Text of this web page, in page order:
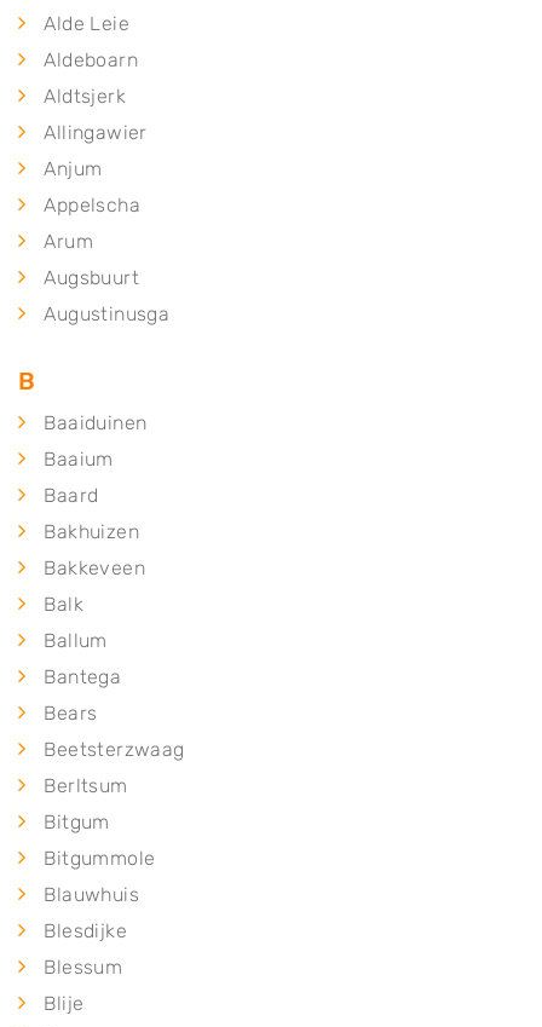
Alde Leie
Aldeboarn
Aldtsjerk
Allingawier
Anjum
Appelscha
Arum
Augsbuurt
Augustinusga
B
Baaiduinen
Baaium
Baard
Bakhuizen
Bakkeveen
Balk
Ballum
Bantega
Bears
Beetsterzwaag
Berltsum
Bitgum
Bitgummole
Blauwhuis
Blesdijke
Blessum
Blije